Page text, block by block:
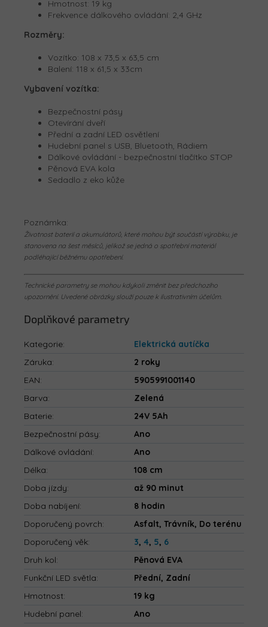
Hmotnost: 19 kg
Frekvence dálkového ovládání: 2,4 GHz
Rozměry:
Vozítko: 108 x 73,5 x 63,5 cm
Balení: 118 x 61,5 x 33cm
Vybavení vozítka:
Bezpečnostní pásy
Otevírání dveří
Přední a zadní LED osvětlení
Hudební panel s USB, Bluetooth, Rádiem
Dálkové ovládání - bezpečnostní tlačítko STOP
Pěnová EVA kola
Sedadlo z eko kůže
Poznámka:
Životnost baterií a akumulátorů, které mohou být součástí výrobku, je
stanovena na šest měsíců, jelikož se jedná o spotřební materiál
podléhající běžnému opotřebení.
Technické parametry se mohou kdykoli změnit bez předchozího
upozornění. Uvedené obrázky slouží pouze k ilustrativním účelům.
Doplňkové parametry
Kategorie:
Elektrická autíčka
Záruka:
2 roky
EAN:
5905991001140
Barva:
Zelená
Baterie:
24V 5Ah
Bezpečnostní pásy:
Ano
Dálkové ovládání:
Ano
Délka:
108 cm
Doba jízdy:
až 90 minut
Doba nabíjení:
8 hodin
Doporučený povrch:
Asfalt, Trávník, Do terénu
Doporučený věk: 3, 4, 5, 6
Druh kol:
Pěnová EVA
Funkční LED světla:
Přední, Zadní
Hmotnost:
19 kg
Hudební panel:
Ano